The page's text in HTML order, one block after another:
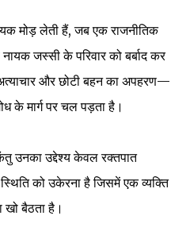
मोड़ लेती हैं, जब एक राजनीतिक
जस्सी के परिवार को बर्बाद कर
और छोटी बहन का अपहरण—
के मार्ग पर चल पड़ता है।
उनका उद्देश्य केवल रक्तपात
को उकेरना है जिसमें एक व्यक्ति
खो बैठता है।